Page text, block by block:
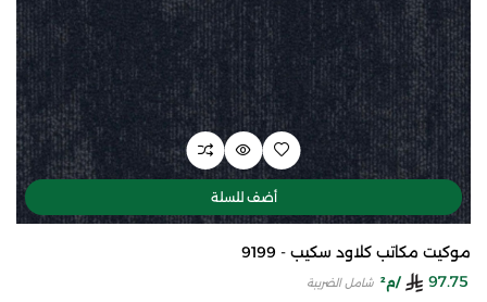
أضف للسلة
موكيت مكاتب كلاود سكيب - 9199
97.75
/م² شامل الضريبة